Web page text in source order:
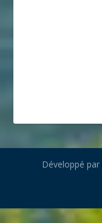
Développé par